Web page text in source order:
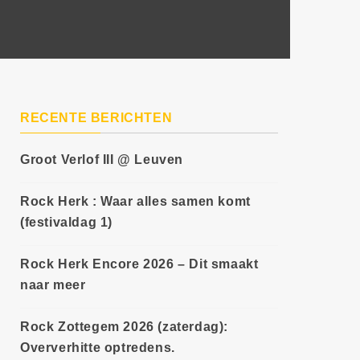
RECENTE BERICHTEN
Groot Verlof III @ Leuven
Rock Herk : Waar alles samen komt
(festivaldag 1)
Rock Herk Encore 2026 – Dit smaakt
naar meer
Rock Zottegem 2026 (zaterdag):
Oververhitte optredens.